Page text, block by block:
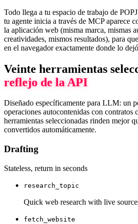
Todo llega a tu espacio de trabajo de
tu agente inicia a través de MCP aparece
la aplicación web (misma marca, mismas
creatividades, mismos resultados), para
en el navegador exactamente donde lo
Veinte herramientas
reflejo de la API
Diseñado específicamente para LLM: un
operaciones autocontenidas con contratos
herramientas seleccionadas rinden mejor
convertidos automáticamente.
Drafting
Stateless, return in seconds
research_topic
Quick web research with live
fetch_website